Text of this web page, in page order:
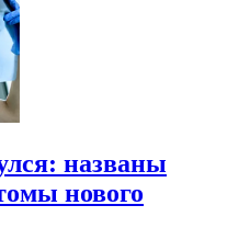
названы
нового